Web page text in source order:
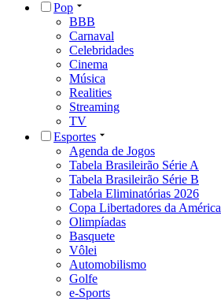
Pop
BBB
Carnaval
Celebridades
Cinema
Música
Realities
Streaming
TV
Esportes
Agenda de Jogos
Tabela Brasileirão Série A
Tabela Brasileirão Série B
Tabela Eliminatórias 2026
Copa Libertadores da América
Olimpíadas
Basquete
Vôlei
Automobilismo
Golfe
e-Sports